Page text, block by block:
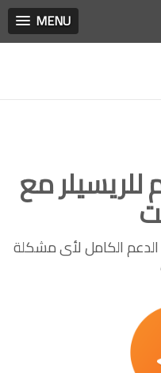
MENU
مع
الكامل لأى مشكلة